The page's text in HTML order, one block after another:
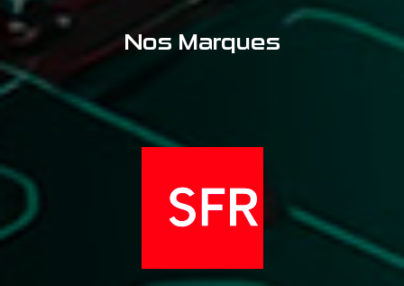
Nos Marques